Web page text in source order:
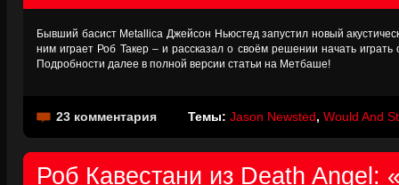
Бывший басист Metallica Джейсон Ньюстед запустил новый
ним играет Роб Такер – и рассказал о своём решении начать
Подробности далее в полной версии статьи на Метбаше!
23 комментария Темы: Jason Newsted, Would And
Роб Кавестани из Death Angel: